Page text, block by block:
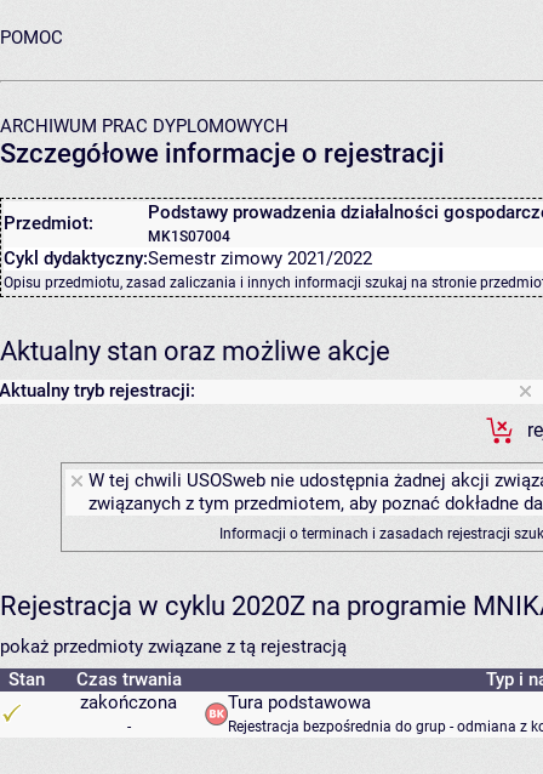
POMOC
ARCHIWUM PRAC DYPLOMOWYCH
Szczegółowe informacje o rejestracji
Przedmiot: Podstawy prowadzenia działalności
MK1S07004
Cykl dydaktyczny:Semestr zimowy 2021/2022
Opisu przedmiotu, zasad zaliczania i innych informacji szukaj na stronie
Aktualny stan oraz możliwe akcje
Aktualny tryb rejestracji:
W tej chwili USOSweb nie udostępnia żadnej akcji
związanych z tym przedmiotem, aby poznać dokładne
Informacji o terminach i zasadach rejestracji
Rejestracja w cyklu 2020Z na programie
pokaż przedmioty związane z tą rejestracją
Stan
Czas trwania
Typ i
zakończona
-
Tura podstawowa
Rejestracja bezpośrednia do grup - odmiana z